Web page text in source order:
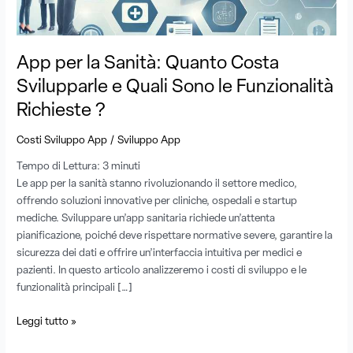
App per la Sanità: Quanto Costa
Svilupparle e Quali Sono le Funzionalità
Richieste ?
Costi Sviluppo App /Sviluppo App
Tempo di Lettura:3 minuti
Le app per la sanità stanno rivoluzionando il settore medico,
offrendo soluzioni innovative per cliniche, ospedali e startup
mediche. Sviluppare un’app sanitaria richiede un’attenta
pianificazione, poiché deve rispettare normative severe, garantire la
sicurezza dei dati e offrire un’interfaccia intuitiva per medici e
pazienti. In questo articolo analizzeremo i costi di sviluppo e le
funzionalità principali […]
Sono
le
Richieste
?
Leggi tutto »